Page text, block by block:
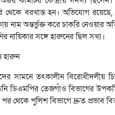
বরখাস্ত হন। অভিযোগ রয়েছে,
নাম অন্তর্ভুক্ত করে চাকরি
নায়িকার সঙ্গে হারুনের ছিল সখ্য।
হারুন
সামনে তৎকালীন
ডিএমপির তেজগাঁও বিভাগের
থেকে পুলিশ বিভাগে দ্রুত প্রভাব